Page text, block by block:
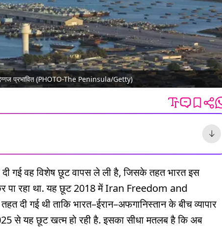
प्रभावित (PHOTO-The Peninsula/Getty)
दी गई वह विशेष छूट वापस ले ली है, जिसके तहत भारत इस
पा रहा था. यह छूट 2018 में Iran Freedom and
गई थी ताकि भारत–ईरान–अफगानिस्तान के बीच व्यापार
से यह छूट खत्म हो रही है. इसका सीधा मतलब है कि अब